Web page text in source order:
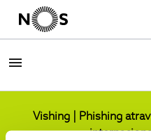
Vishing | Phishing